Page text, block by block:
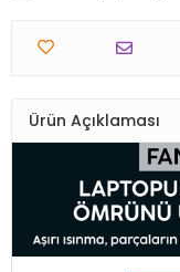
Ürün Açıklaması